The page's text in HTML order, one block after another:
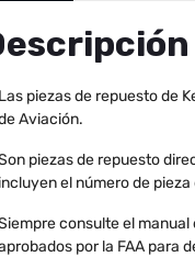
Las piezas de repuesto de
Aviación.
piezas de repuesto
incluyen el número de
consulte el
por la FAA para